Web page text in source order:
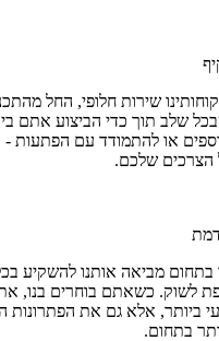
שירות חלופי, החל
שלב תוך כדי הביצוע אתם
או להתמודד עם הפתעות -
הצרכים שלכם.
מביאה אותנו להשקיע
לשוק. כשאתם בוחרים בנו,
ביותר, אלא גם את הפתרונות
בתחום.